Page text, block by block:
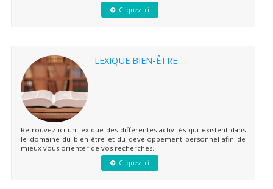
Cliquez ici
LEXIQUE BIEN-ÊTRE
Retrouvez ici un lexique des différentes activités qui existent dans
le domaine du bien-être et du développement personnel afin de
mieux vous orienter de vos recherches.
Cliquez ici